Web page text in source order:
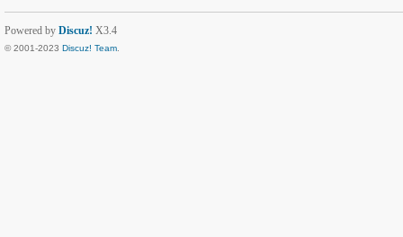
Powered by Discuz! X3.4
© 2001-2023 Discuz! Team